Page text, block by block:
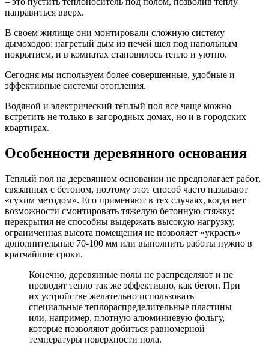
направиться вверх.
В своем жилище они монтировали сложную систему
дымоходов: нагретый дым из печей шел под напольным
покрытием, и в комнатах становилось тепло и уютно.
Сегодня мы используем более совершенные, удобные и
эффективные системы отопления.
Водяной и электрический теплый пол все чаще можно
встретить не только в загородных домах, но и в городских
квартирах.
Особенности деревянного основания
Теплый пол на деревянном основании не предполагает работ,
связанных с бетоном, поэтому этот способ часто называют
«сухим методом». Его применяют в тех случаях, когда нет
возможности смонтировать тяжелую бетонную стяжку:
перекрытия не способны выдержать высокую нагрузку,
ограниченная высота помещения не позволяет «украсть»
дополнительные 70-100 мм или выполнить работы нужно в
кратчайшие сроки.
Конечно, деревянные полы не распределяют и не
проводят тепло так же эффективно, как бетон. При
их устройстве желательно использовать
специальные теплораспределительные пластины
или, например, плотную алюминиевую фольгу,
которые позволяют добиться равномерной
температуры поверхности пола.